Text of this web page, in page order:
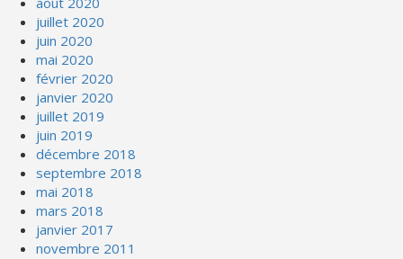
juillet 2020
juin 2020
mai 2020
février 2020
janvier 2020
juillet 2019
juin 2019
décembre 2018
septembre 2018
mai 2018
mars 2018
janvier 2017
novembre 2011